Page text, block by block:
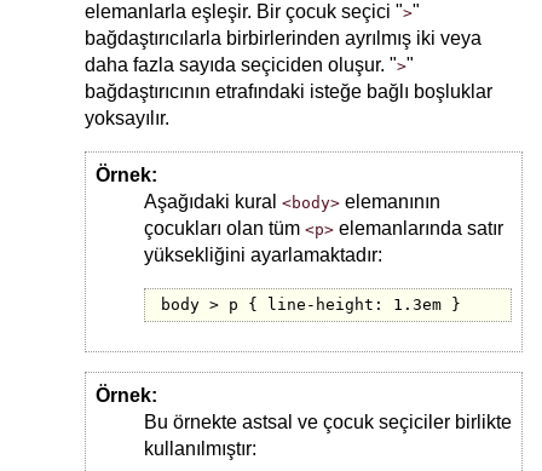
elemanlarla eşleşir. Bir çocuk seçici ">"
bağdaştırıcılarla birbirlerinden ayrılmış iki veya
daha fazla sayıda seçiciden oluşur. ">"
bağdaştırıcının etrafındaki isteğe bağlı boşluklar
yoksayılır.
Örnek:
Aşağıdaki kural <body> elemanının
çocukları olan tüm <p> elemanlarında satır
yüksekliğini ayarlamaktadır:
body > p { line-height: 1.3em }
Örnek:
Bu örnekte astsal ve çocuk seçiciler birlikte
kullanılmıştır: